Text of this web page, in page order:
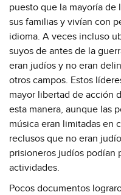
puesto que la mayoría de
sus familias y vivían con
idioma. A veces incluso
suyos de antes de la
eran judíos y no eran
otros campos. Estos
mayor libertad de acción
esta manera, aunque las
música eran limitadas en
reclusos que no eran
prisioneros judíos podían
actividades.
Pocos documentos